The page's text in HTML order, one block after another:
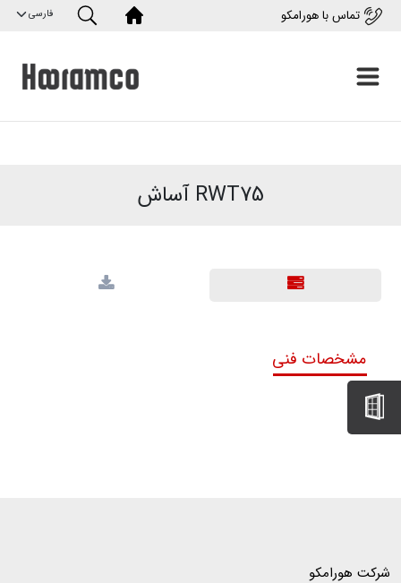
تماس با هورامکو
RWT75 آساش
مشخصات فنی
شرکت هورامکو